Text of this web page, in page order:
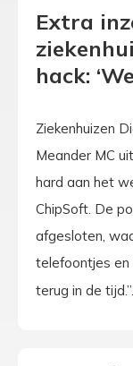
Extra
hack:
Ziekenhuizen
Meander MC
hard aan het
ChipSoft. De
afgesloten,
telefoontjes en
terug in de tijd.”.